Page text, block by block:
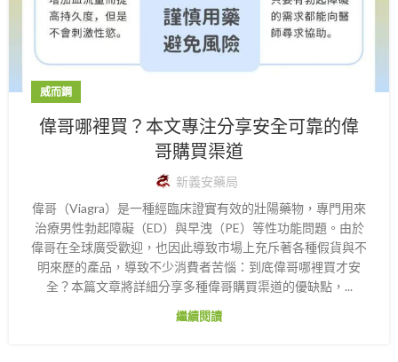
威而鋼
偉哥哪裡買？本文專注分享安全可靠的偉
哥購買渠道
新義安藥局
偉哥（Viagra）是一種經臨床證實有效的壯陽藥物，專門用來
治療男性勃起障礙（ED）與早洩（PE）等性功能問題。由於
偉哥在全球廣受歡迎，也因此導致市場上充斥著各種假貨與不
明來歷的產品，導致不少消費者苦惱：到底偉哥哪裡買才安
全？本篇文章將詳細分享多種偉哥購買渠道的優缺點，...
繼續閱讀